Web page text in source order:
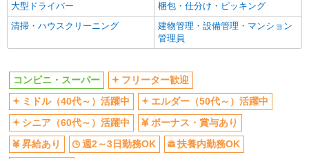
ミドル（40代～）活躍中
ボーナス・賞与あり
週2～3日勤務OK
扶養内勤務OK
大型ドライバー
梱包・仕分け・ピッキング
清掃・ハウスクリーニング
建物管理・設備管理・マンション
管理員
コンビニ・スーパー
フリーター歓迎
ミドル（40代～）活躍中
エルダー（50代～）活躍中
シニア（60代～）活躍中
ボーナス・賞与あり
昇給あり
週2～3日勤務OK
扶養内勤務OK